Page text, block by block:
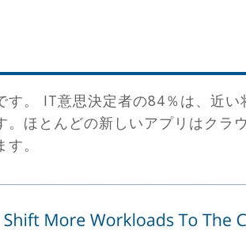
。 IT意思決定者の84％は、近
ほとんどの新しいアプリはクラ
。